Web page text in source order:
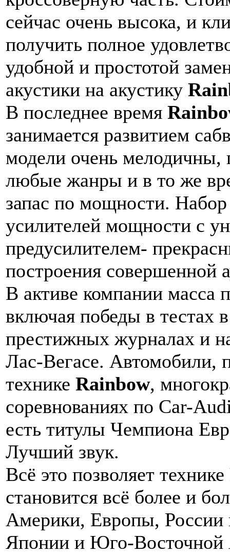
сейчас очень высока, и
получить полное
удобной и простотой
акустики на акустику
В последнее время
занимается развитием
модели очень мелодичны,
любые жанры и в то же
запас по мощности.
усилителей мощности с
предусилителем-
построения совершенной
В активе компании масса
включая победы в тестах
престижных журналах и
Лас-Вегасе. Автомобили,
технике Rainbow,
соревнованиях по Car-
есть титулы Чемпиона
Лучший звук.
Всё это позволяет технике
становится всё более и
Америки, Европы,
Японии и Юго-Восточной